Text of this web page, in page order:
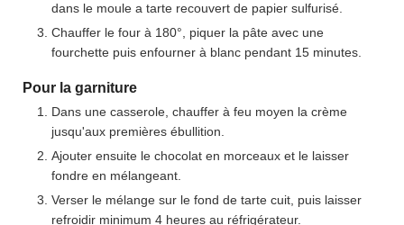
dans le moule a tarte recouvert de papier sulfurisé.
Chauffer le four à 180°, piquer la pâte avec une
fourchette puis enfourner à blanc pendant 15 minutes.
Pour la garniture
Dans une casserole, chauffer à feu moyen la crème
jusqu'aux premières ébullition.
Ajouter ensuite le chocolat en morceaux et le laisser
fondre en mélangeant.
Verser le mélange sur le fond de tarte cuit, puis laisser
refroidir minimum 4 heures au réfrigérateur.